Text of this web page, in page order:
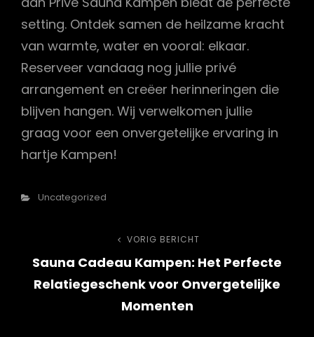
setting. Ontdek samen de heilzame kracht
van warmte, water en vooral: elkaar.
Reserveer vandaag nog jullie privé
arrangement en creëer herinneringen die
blijven hangen. Wij verwelkomen jullie
graag voor een onvergetelijke ervaring in
hartje Kampen!
Categorieën
Uncategorized
navigatie
Vorig
bericht
VORIG BERICHT
Sauna Cadeau Kampen: Het Perfecte
Relatiegeschenk voor Onvergetelijke
Momenten